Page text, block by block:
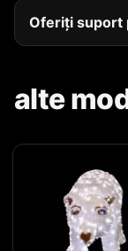
Oferiți suport
alte